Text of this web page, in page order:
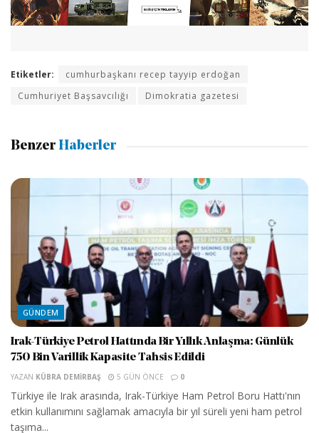
Etiketler:
cumhurbaşkanı recep tayyip erdoğan
Cumhuriyet Başsavcılığı
Dimokratia gazetesi
Benzer Haberler
GÜNDEM
Irak-Türkiye Petrol Hattında Bir Yıllık Anlaşma: Günlük
750 Bin Varillik Kapasite Tahsis Edildi
YAZAN KÜBRA DEMIRBAŞ 5 GÜN ÖNCE 0
Türkiye ile Irak arasında, Irak-Türkiye Ham Petrol Boru Hattı'nın
etkin kullanımını sağlamak amacıyla bir yıl süreli yeni ham petrol
taşıma...